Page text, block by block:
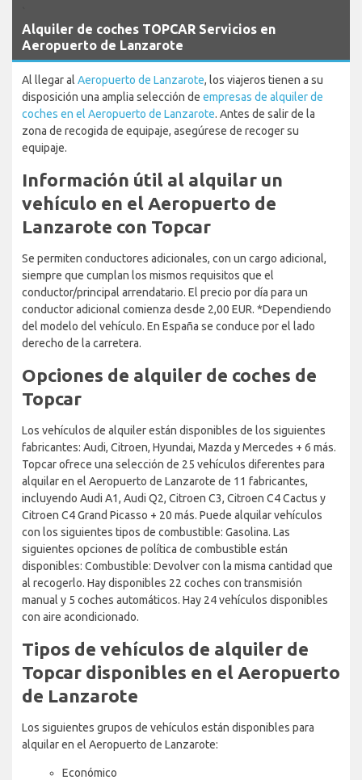
Alquiler de coches TOPCAR Servicios en
Aeropuerto de Lanzarote
Al llegar al Aeropuerto de Lanzarote, los viajeros tienen a su
disposición una amplia selección de empresas de alquiler de
coches en el Aeropuerto de Lanzarote. Antes de salir de la
zona de recogida de equipaje, asegúrese de recoger su
equipaje.
Información útil al alquilar un
vehículo en el Aeropuerto de
Lanzarote con Topcar
Se permiten conductores adicionales, con un cargo adicional,
siempre que cumplan los mismos requisitos que el
conductor/principal arrendatario. El precio por día para un
conductor adicional comienza desde 2,00 EUR. *Dependiendo
del modelo del vehículo. En España se conduce por el lado
derecho de la carretera.
Opciones de alquiler de coches de
Topcar
Los vehículos de alquiler están disponibles de los siguientes
fabricantes: Audi, Citroen, Hyundai, Mazda y Mercedes + 6 más.
Topcar ofrece una selección de 25 vehículos diferentes para
alquilar en el Aeropuerto de Lanzarote de 11 fabricantes,
incluyendo Audi A1, Audi Q2, Citroen C3, Citroen C4 Cactus y
Citroen C4 Grand Picasso + 20 más. Puede alquilar vehículos
con los siguientes tipos de combustible: Gasolina. Las
siguientes opciones de política de combustible están
disponibles: Combustible: Devolver con la misma cantidad que
al recogerlo. Hay disponibles 22 coches con transmisión
manual y 5 coches automáticos. Hay 24 vehículos disponibles
con aire acondicionado.
Tipos de vehículos de alquiler de
Topcar disponibles en el Aeropuerto
de Lanzarote
Los siguientes grupos de vehículos están disponibles para
alquilar en el Aeropuerto de Lanzarote:
Económico